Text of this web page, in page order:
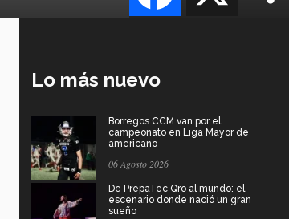
Lo más nuevo
Borregos CCM van por el
campeonato en Liga Mayor de
americano
06 Agosto 2026
De PrepaTec Qro al mundo: el
escenario donde nació un gran
sueño